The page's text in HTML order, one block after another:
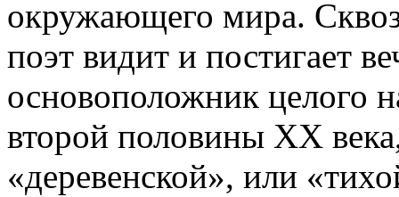
окружающе­го мира.
поэт видит и постигает
основоположник целого
второй половины ХХ
«деревенской», или